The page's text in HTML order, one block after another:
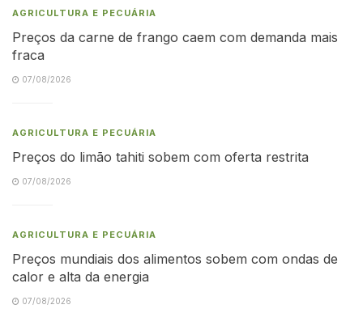
AGRICULTURA E PECUÁRIA
Preços da carne de frango caem com demanda mais
fraca
07/08/2026
AGRICULTURA E PECUÁRIA
Preços do limão tahiti sobem com oferta restrita
07/08/2026
AGRICULTURA E PECUÁRIA
Preços mundiais dos alimentos sobem com ondas de
calor e alta da energia
07/08/2026